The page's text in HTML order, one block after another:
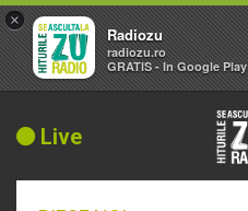
Live
×
Radiozu
radiozu.ro
GRATIS - In Google Play